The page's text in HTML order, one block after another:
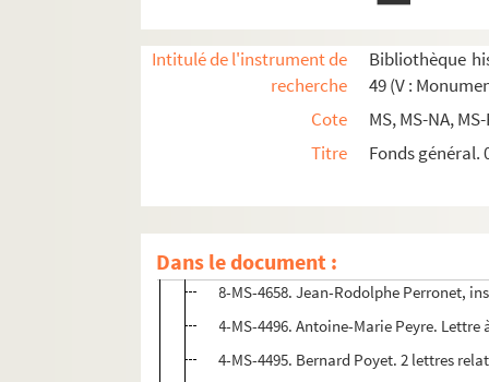
Intitulé de l'instrument de
recherche
Bibliothèque
49 (V :
Cote
MS, MS-NA,
Titre
Fonds général.
Dans le document :
8-MS-4661. François Cointeraux.
8-MS-4662. Ange-Jacques Gabriel.
4-MS-4501. François-Christian Gau.
4-MS-4494. Louis Leguay.
4-MS-5822. Adolphe Périaux,
8-MS-4658. Jean-Rodolphe Perronet,
4-MS-4496. Antoine-Marie Peyre.
4-MS-4495. Bernard Poyet. 2 lettres